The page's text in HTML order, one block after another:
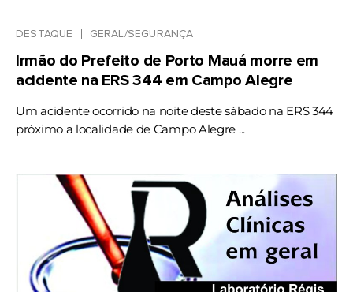
DESTAQUE GERAL/SEGURANÇA
Irmão do Prefeito de Porto Mauá morre em
acidente na ERS 344 em Campo Alegre
Um acidente ocorrido na noite deste sábado na ERS 344
próximo a localidade de Campo Alegre ...